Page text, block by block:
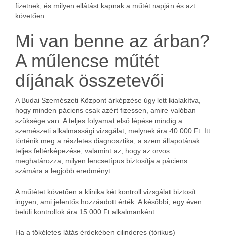
fizetnek, és milyen ellátást kapnak a műtét napján és azt
követően.
Mi van benne az árban?
A műlencse műtét
díjának összetevői
A Budai Szemészeti Központ árképzése úgy lett kialakítva,
hogy minden páciens csak azért fizessen, amire valóban
szüksége van. A teljes folyamat első lépése mindig a
szemészeti alkalmassági vizsgálat, melynek ára 40 000 Ft. Itt
történik meg a részletes diagnosztika, a szem állapotának
teljes feltérképezése, valamint az, hogy az orvos
meghatározza, milyen lencsetípus biztosítja a páciens
számára a legjobb eredményt.
A műtétet követően a klinika két kontroll vizsgálat biztosít
ingyen, ami jelentős hozzáadott érték. A későbbi, egy éven
belüli kontrollok ára 15.000 Ft alkalmanként.
Ha a tökéletes látás érdekében cilinderes (tórikus)